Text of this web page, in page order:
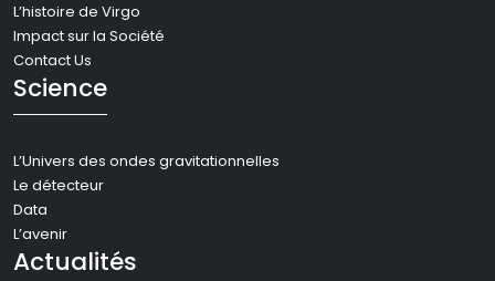
L’histoire de Virgo
Impact sur la Société
Contact Us
Science
L’Univers des ondes gravitationnelles
Le détecteur
Data
L’avenir
Actualités